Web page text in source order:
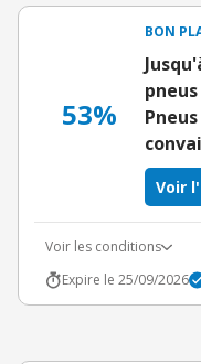
53%
BON
Voir
Voir les conditions
Expire le 25/09/2026